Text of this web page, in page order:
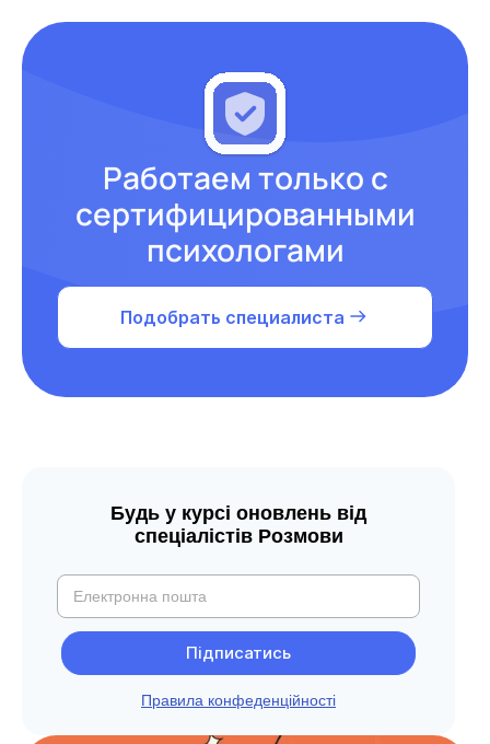
Работаем только с
сертифицированными
психологами
Подобрать специалиста
Будь у курсі оновлень від
спеціалістів Розмови
Правила конфеденційності